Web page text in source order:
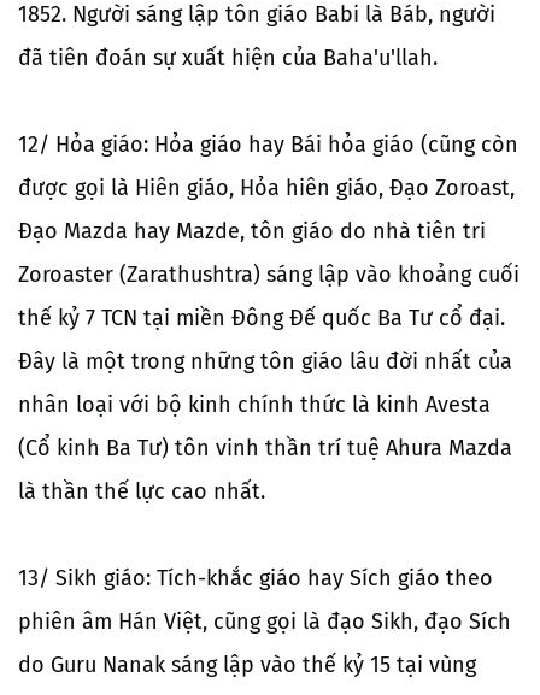
1852. Người sáng lập tôn giáo Babi là Báb, người
đã tiên đoán sự xuất hiện của Baha'u'llah.
12/ Hỏa giáo: Hỏa giáo hay Bái hỏa giáo (cũng còn
được gọi là Hiên giáo, Hỏa hiên giáo, Đạo Zoroast,
Đạo Mazda hay Mazde, tôn giáo do nhà tiên tri
Zoroaster (Zarathushtra) sáng lập vào khoảng cuối
thế kỷ 7 TCN tại miền Đông Đế quốc Ba Tư cổ đại.
Đây là một trong những tôn giáo lâu đời nhất của
nhân loại với bộ kinh chính thức là kinh Avesta
(Cổ kinh Ba Tư) tôn vinh thần trí tuệ Ahura Mazda
là thần thế lực cao nhất.
13/ Sikh giáo: Tích-khắc giáo hay Sích giáo theo
phiên âm Hán Việt, cũng gọi là đạo Sikh, đạo Sích
do Guru Nanak sáng lập vào thế kỷ 15 tại vùng